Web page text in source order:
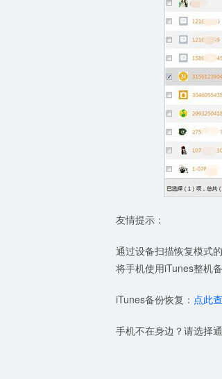
友情提示：
通过设备扫描恢复模式
将手机使用iTunes整机
iTunes备份恢复： 点此
手机不在身边？请选择